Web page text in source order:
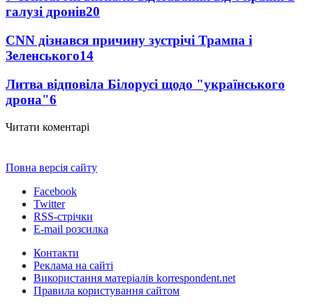
галузі дронів20
CNN дізнався причину зустрічі Трампа і
Зеленського14
Литва відповіла Білорусі щодо "українського
дрона"6
Читати коментарі
Повна версія сайту
Facebook
Twitter
RSS-стрічки
E-mail розсилка
Контакти
Реклама на сайті
Використання матеріалів korrespondent.net
Правила користування сайтом